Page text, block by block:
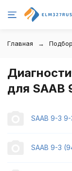
Главная
для SAAB
SAAB 9-3
SAAB 9-3